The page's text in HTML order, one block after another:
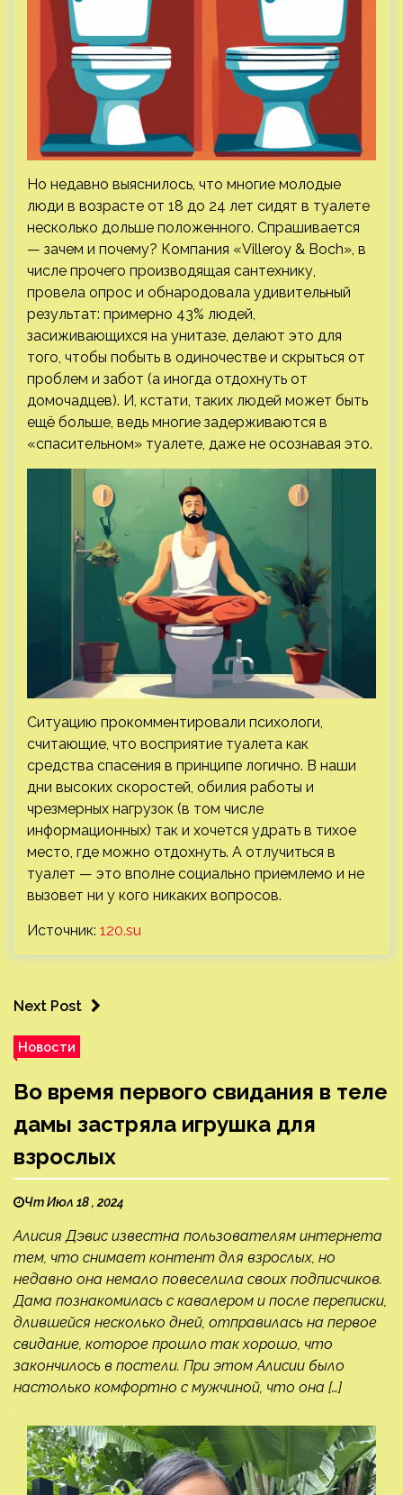
Но недавно выяснилось, что многие молодые
люди в возрасте от 18 до 24 лет сидят в туалете
несколько дольше положенного. Спрашивается
— зачем и почему? Компания «Villeroy & Boch», в
числе прочего производящая сантехнику,
провела опрос и обнародовала удивительный
результат: примерно 43% людей,
засиживающихся на унитазе, делают это для
того, чтобы побыть в одиночестве и скрыться от
проблем и забот (а иногда отдохнуть от
домочадцев). И, кстати, таких людей может быть
ещё больше, ведь многие задерживаются в
«спасительном» туалете, даже не осознавая это.
Ситуацию прокомментировали психологи,
считающие, что восприятие туалета как
средства спасения в принципе логично. В наши
дни высоких скоростей, обилия работы и
чрезмерных нагрузок (в том числе
информационных) так и хочется удрать в тихое
место, где можно отдохнуть. А отлучиться в
туалет — это вполне социально приемлемо и не
вызовет ни у кого никаких вопросов.
Источник: 120.su
Next Post
Новости
Во время первого свидания в теле
дамы застряла игрушка для
взрослых
Чт Июл 18 , 2024
Алисия Дэвис известна пользователям интернета
тем, что снимает контент для взрослых, но
недавно она немало повеселила своих подписчиков.
Дама познакомилась с кавалером и после переписки,
длившейся несколько дней, отправилась на первое
свидание, которое прошло так хорошо, что
закончилось в постели. При этом Алисии было
настолько комфортно с мужчиной, что она […]